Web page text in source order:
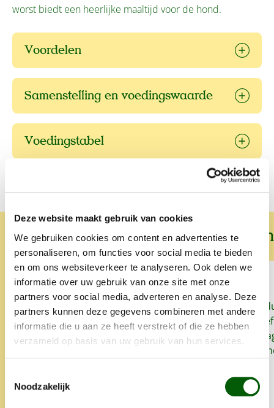
Deze website maakt gebruik van cookies
We gebruiken cookies om content en advertenties te
personaliseren, om functies voor social media te bieden
en om ons websiteverkeer te analyseren. Ook delen we
informatie over uw gebruik van onze site met onze
partners voor social media, adverteren en analyse. Deze
partners kunnen deze gegevens combineren met andere
informatie die u aan ze heeft verstrekt of die ze hebben
verzameld op basis van uw gebruik van hun services.
Noodzakelijk
worst biedt een heerlijke maaltijd voor de hond.
Voordelen
Samenstelling en voedingswaarde
Voedingstabel
Wat onze klanten over ons zeggen
Sinds we Nero Gold geven aan
onze honden heeft onze
oudste hond zo goed als geen
last meer van allergieën en
Altijd snelle levering en heel
lief iets extra's.
Snel, goed
het lekker.
zo'n klein
super. Alles is